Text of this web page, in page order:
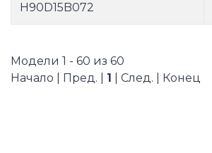
H90D15B072
Модели 1 - 60 из 60
Начало | Пред. | 1 | След. | Конец